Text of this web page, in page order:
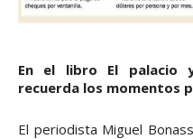
En el libro El palacio
recuerda los momentos
El periodista Miguel